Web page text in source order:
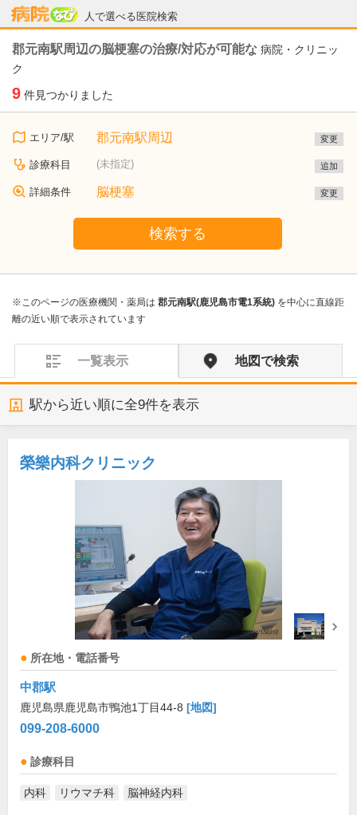
人で選べる医院検索
病院なび
郡元南駅周辺の脳梗塞の治療/対応が可能な 病院・クリニッ
ク
9 件見つかりました
エリア/駅 郡元南駅周辺 変更
診療科目 (未指定) 追加
詳細条件 脳梗塞 変更
検索する
※このページの医療機関・薬局は 郡元南駅(鹿児島市電1系統) を中心に直線距
離の近い順で表示されています
一覧表示 地図で検索
駅から近い順に全9件を表示
榮樂内科クリニック
所在地・電話番号
中郡駅
鹿児島県鹿児島市鴨池1丁目44-8 [地図]
099-208-6000
診療科目
内科 リウマチ科 脳神経内科